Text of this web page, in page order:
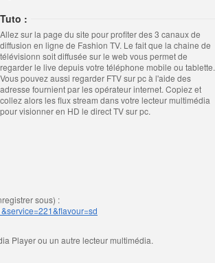
Tuto :
Allez sur la page du site pour profiter des 3 canaux de
diffusion en ligne de Fashion TV. Le fait que la chaine de
télévisionn soit diffusée sur le web vous permet de
regarder le live depuis votre téléphone mobile ou tablette.
Vous pouvez aussi regarder FTV sur pc à l'aide des
adresse fournient par les opérateur internet. Copiez et
collez alors les flux stream dans votre lecteur multimédia
pour visionner en HD le direct TV sur pc.
sous) :
Player ou un autre lecteur multimédia.